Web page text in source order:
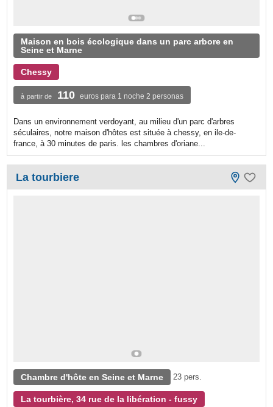
Maison en bois écologique dans un parc arbore en
Seine et Marne
Chessy
à partir de 110 euros para 1 noche 2 personas
Dans un environnement verdoyant, au milieu d'un parc d'arbres
séculaires, notre maison d'hôtes est située à chessy, en ile-de-
france, à 30 minutes de paris. les chambres d'oriane...
La tourbiere
Chambre d'hôte en Seine et Marne 23 pers.
La tourbière, 34 rue de la libération - fussy